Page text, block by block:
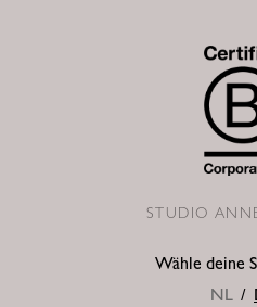
Wähle deine
NL /
STUDIO